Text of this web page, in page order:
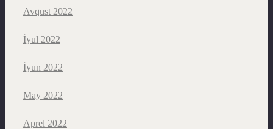
Avqust 2022
İyul 2022
İyun 2022
May 2022
Aprel 2022